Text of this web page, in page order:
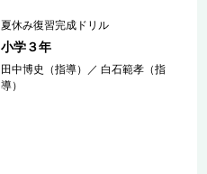
夏休み復習完成ドリル
小学３年
田中博史（指導） ／白石範孝（指
導）